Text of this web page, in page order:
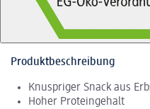
Produktbeschreibung
Knuspriger Snack aus
Hoher Proteingehalt